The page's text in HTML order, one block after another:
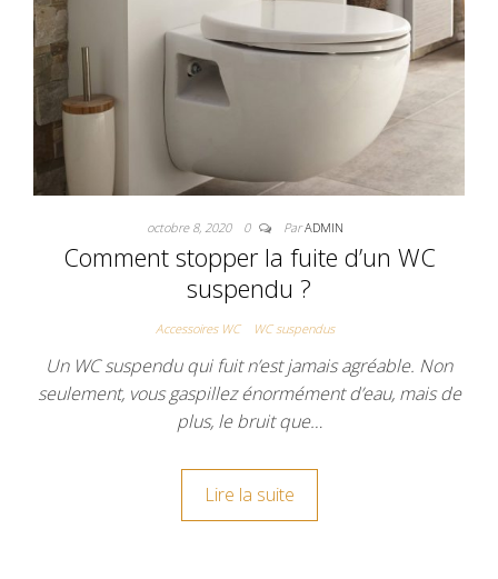
octobre 8, 2020 0 ParADMIN
Comment stopper la fuite d’un WC
suspendu ?
Accessoires WC WC suspendus
Un WC suspendu qui fuit n’est jamais agréable. Non
seulement, vous gaspillez énormément d’eau, mais de
plus, le bruit que…
Lire la suite